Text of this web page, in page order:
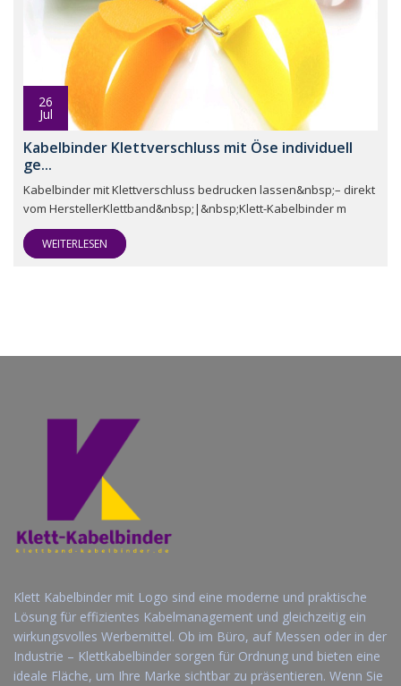
26
Jul
Kabelbinder Klettverschluss mit Öse individuell
ge...
Kabelbinder mit Klettverschluss bedrucken lassen&nbsp;– direkt
vom HerstellerKlettband&nbsp;|&nbsp;Klett-Kabelbinder m
WEITERLESEN
Klett Kabelbinder mit Logo sind eine moderne und praktische
Lösung für effizientes Kabelmanagement und gleichzeitig ein
wirkungsvolles Werbemittel. Ob im Büro, auf Messen oder in der
Industrie – Klettkabelbinder sorgen für Ordnung und bieten eine
ideale Fläche, um Ihre Marke sichtbar zu präsentieren. Wenn Sie